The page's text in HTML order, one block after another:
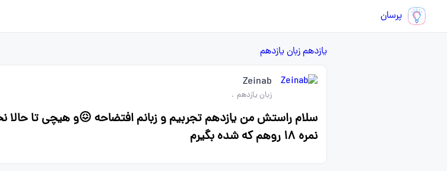
پرسان
یازدهمزبان یازدهم
Zeinab
زبان یازدهم .
سلام راستش من یازدهم تجربیم و زبانم افتضاحه 😖و هیچی تا حالا
نمره ۱۸ روهم که شده بگیرم